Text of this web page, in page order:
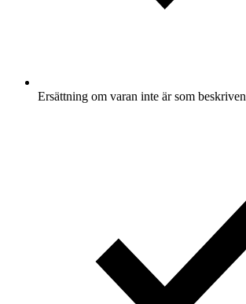
Ersättning om varan inte är som beskriven